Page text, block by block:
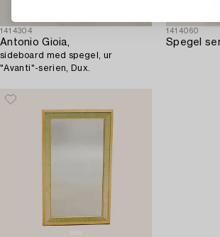
1414304
Antonio Gioia,
sideboard med spegel, ur
"Avanti"-serien, Dux.
1414060